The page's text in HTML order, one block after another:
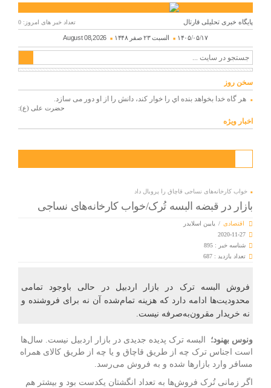
پایگاه خبری تحلیلی قارتال تعداد خبر های امروز: 0
۱۴۰۵/۰۵/۱۷ السبت ۲۳ صفر ۱۴۴۸ August 08,2026
سخن روز
هر گاه خدا بخواهد بنده اي را خوار كند، دانش را از او دور می سازد.
حضرت علی (ع):
اخبار ویژه
خواب کارخانه‌های نساجی قاچاق را پروبال داد
بازار در قبضه البسه تُرک/خواب کارخانه‌های نساجی
اقتصادی / یایین اسلایدر
2020-11-27
شناسه خبر : 895
تعداد بازدید : 687
فروش البسه ترک در بازار اردبیل در حالی باوجود تمامی
محدودیت‌ها ادامه دارد که هزینه تمام‌شده آن نه برای فروشنده و
نه خریدار مقرون‌به‌صرفه نیست.
ونوس بهنود؛ البسه ترک پدیده جدیدی در بازار
اردبیل نیست. سال‌ها
است اجناس ترک چه از طریق قاچاق و یا چه از طریق کالای همراه
مسافر وارد بازارها شده و به فروش می‌رسد.
اگر زمانی تُرک فروش‌ها به تعداد انگشتان یکدست بود و بیشتر هم